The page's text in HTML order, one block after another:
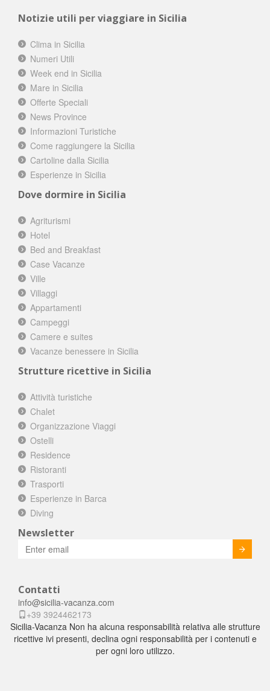
Notizie utili per viaggiare in Sicilia
Clima in Sicilia
Numeri Utili
Week end in Sicilia
Mare in Sicilia
Offerte Speciali
News Province
Informazioni Turistiche
Come raggiungere la Sicilia
Cartoline dalla Sicilia
Esperienze in Sicilia
Dove dormire in Sicilia
Agriturismi
Hotel
Bed and Breakfast
Case Vacanze
Ville
Villaggi
Appartamenti
Campeggi
Camere e suites
Vacanze benessere in Sicilia
Strutture ricettive in Sicilia
Attività turistiche
Chalet
Organizzazione Viaggi
Ostelli
Residence
Ristoranti
Trasporti
Esperienze in Barca
Diving
Newsletter
Contatti
info@sicilia-vacanza.com
+39 3924462173
Sicilia-Vacanza Non ha alcuna responsabilità relativa alle strutture
ricettive ivi presenti, declina ogni responsabilità per i contenuti e
per ogni loro utilizzo.